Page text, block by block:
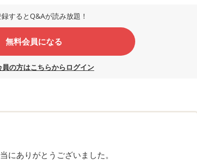
たのですが12時からだったり、夕方賑やかになる前
目からは行かないとなり、母子分離にかなり抵抗が
するとQ&Aが読み放題！
無料会員になる
の方はこちらからログイン
にありがとうございました。